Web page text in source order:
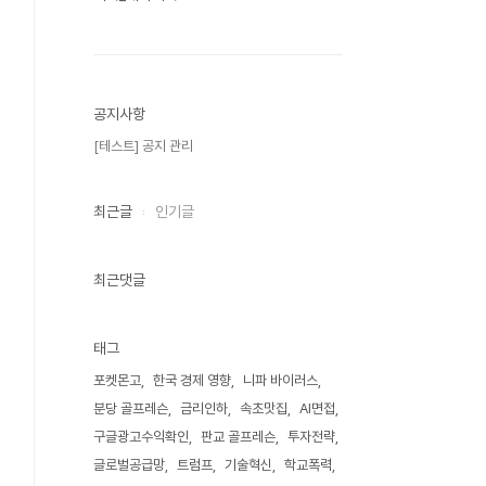
공지사항
[테스트] 공지 관리
최근글 인기글
최근댓글
태그
포켓몬고 한국 경제 영향
니파 바이러스
분당 골프레슨
금리인하 속초맛집
AI면접
구글광고수익확인
판교 골프레슨
투자전략
글로벌공급망
트럼프 기술혁신
학교폭력